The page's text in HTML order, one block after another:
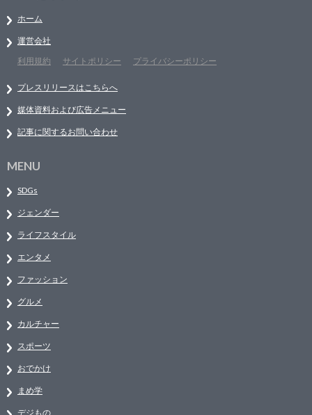
ホーム
運営会社
利用規約
サイトポリシー プライバシーポリシー
プレスリリースはこちらへ
媒体資料および広告メニュー
記事に関するお問い合わせ
MENU
SDGs
ジェンダー
ライフスタイル
エンタメ
ファッション
グルメ
カルチャー
スポーツ
おでかけ
まめ学
デジもの